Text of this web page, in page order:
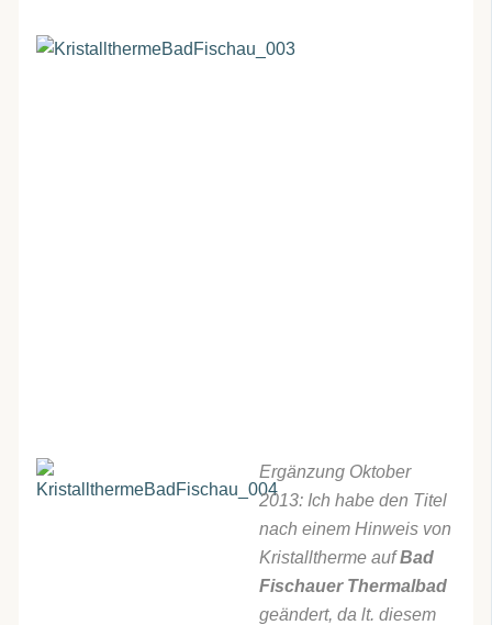
Ergänzung Oktober
2013: Ich habe den Titel
nach einem Hinweis von
Kristalltherme aufBad
Fischauer Thermalbad
geändert, da lt. diesem